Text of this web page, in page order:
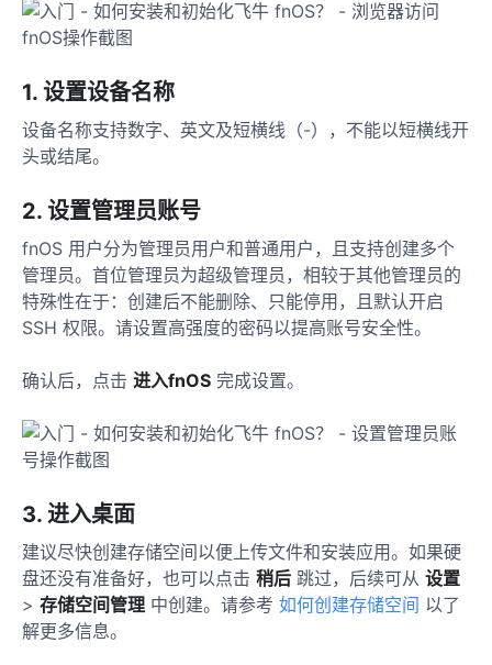
1. 设置设备名称
设备名称支持数字、英文及短横线（-），不能以短横线开
头或结尾。
2. 设置管理员账号
fnOS 用户分为管理员用户和普通用户，且支持创建多个
管理员。首位管理员为超级管理员，相较于其他管理员的
特殊性在于：创建后不能删除、只能停用，且默认开启
SSH 权限。请设置高强度的密码以提高账号安全性。
确认后，点击 进入fnOS 完成设置。
3. 进入桌面
建议尽快创建存储空间以便上传文件和安装应用。如果硬
盘还没有准备好，也可以点击 稍后 跳过，后续可从 设置
> 存储空间管理 中创建。请参考 如何创建存储空间 以了
解更多信息。